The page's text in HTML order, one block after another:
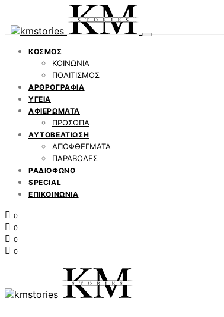
ΚΟΣΜΟΣ
ΚΟΙΝΩΝΙΑ
ΠΟΛΙΤΙΣΜΟΣ
ΑΡΘΡΟΓΡΑΦΙΑ
ΥΓΕΙΑ
ΑΦΙΕΡΩΜΑΤΑ
ΠΡΟΣΩΠΑ
ΑΥΤΟΒΕΛΤΙΩΣΗ
ΑΠΟΦΘΕΓΜΑΤΑ
ΠΑΡΑΒΟΛΕΣ
ΡΑΔΙΟΦΩΝΟ
SPECIAL
ΕΠΙΚΟΙΝΩΝΙΑ
0
0
0
0